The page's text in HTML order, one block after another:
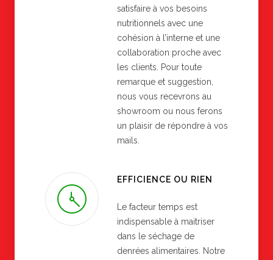
satisfaire à vos besoins
nutritionnels avec une
cohésion à l’interne et une
collaboration proche avec
les clients. Pour toute
remarque et suggestion,
nous vous recevrons au
showroom ou nous ferons
un plaisir de répondre à vos
mails.
EFFICIENCE OU RIEN
Le facteur temps est
indispensable à maitriser
dans le séchage de
denrées alimentaires. Notre